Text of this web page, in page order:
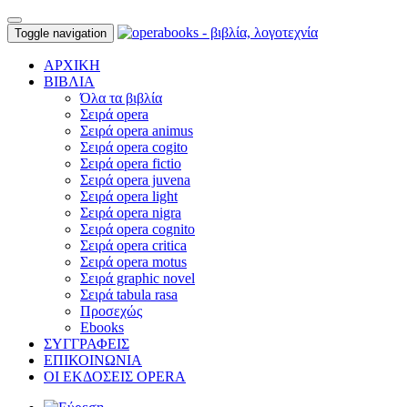
Toggle navigation
ΑΡΧΙΚΗ
ΒΙΒΛΙΑ
Όλα τα βιβλία
Σειρά opera
Σειρά opera animus
Σειρά opera cogito
Σειρά opera fictio
Σειρά opera juvena
Σειρά opera light
Σειρά opera nigra
Σειρά opera cognito
Σειρά opera critica
Σειρά opera motus
Σειρά graphic novel
Σειρά tabula rasa
Προσεχώς
Ebooks
ΣΥΓΓΡΑΦΕΙΣ
ΕΠΙΚΟΙΝΩΝΙΑ
ΟΙ ΕΚΔΟΣΕΙΣ OPERA